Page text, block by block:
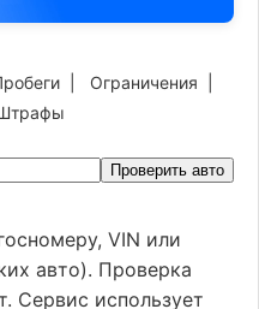
Ограничения
Проверить авто
VIN или
авто). Проверка
Сервис использует